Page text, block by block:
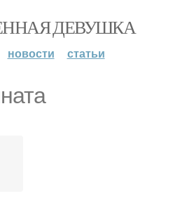
ДЕВУШКА
новости статьи